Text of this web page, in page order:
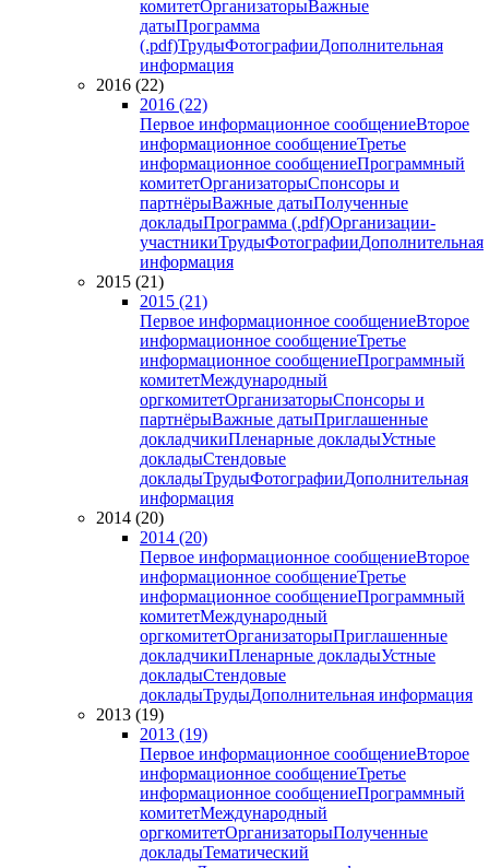
комитетОрганизаторыВажные
датыПрограмма
(.pdf)ТрудыФотографииДополнительная
информация
2016 (22)
2016 (22)
Первое информационное сообщениеВторое
информационное сообщениеТретье
информационное сообщениеПрограммный
комитетОрганизаторыСпонсоры и
партнёрыВажные датыПолученные
докладыПрограмма (.pdf)Организации-
участникиТрудыФотографииДополнительная
информация
2015 (21)
2015 (21)
Первое информационное сообщениеВторое
информационное сообщениеТретье
информационное сообщениеПрограммный
комитетМеждународный
оргкомитетОрганизаторыСпонсоры и
партнёрыВажные датыПриглашенные
докладчикиПленарные докладыУстные
докладыСтендовые
докладыТрудыФотографииДополнительная
информация
2014 (20)
2014 (20)
Первое информационное сообщениеВторое
информационное сообщениеТретье
информационное сообщениеПрограммный
комитетМеждународный
оргкомитетОрганизаторыПриглашенные
докладчикиПленарные докладыУстные
докладыСтендовые
докладыТрудыДополнительная информация
2013 (19)
2013 (19)
Первое информационное сообщениеВторое
информационное сообщениеТретье
информационное сообщениеПрограммный
комитетМеждународный
оргкомитетОрганизаторыПолученные
докладыТематический